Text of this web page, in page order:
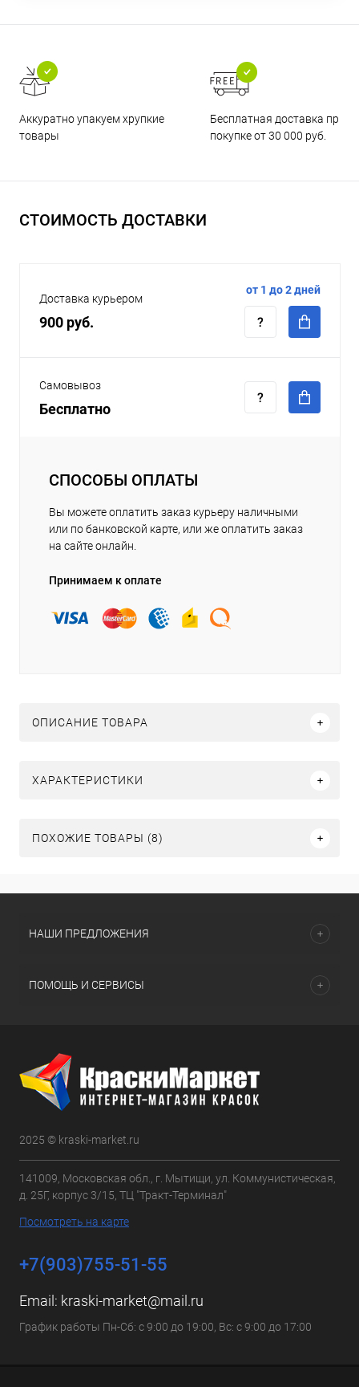
Аккуратно упакуем хрупкие
товары
Бесплатная доставка при
покупке от 30 000 руб.
СТОИМОСТЬ ДОСТАВКИ
Доставка курьером
900 руб.
от 1 до 2 дней
Самовывоз
Бесплатно
СПОСОБЫ ОПЛАТЫ
Вы можете оплатить заказ курьеру наличными
или по банковской карте, или же оплатить заказ
на сайте онлайн.
Принимаем к оплате
ОПИСАНИЕ ТОВАРА
ХАРАКТЕРИСТИКИ
ПОХОЖИЕ ТОВАРЫ (8)
НАШИ ПРЕДЛОЖЕНИЯ
ПОМОЩЬ И СЕРВИСЫ
2025 © kraski-market.ru
141009, Московская обл., г. Мытищи, ул. Коммунистическая,
д. 25Г, корпус 3/15, ТЦ "Тракт-Терминал"
Посмотреть на карте
+7(903)755-51-55
Email: kraski-market@mail.ru
График работы Пн-Сб: с 9:00 до 19:00, Вс: с 9:00 до 17:00